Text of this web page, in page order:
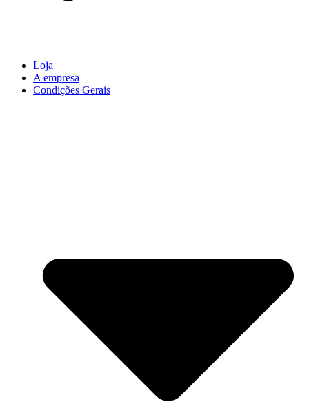
Loja
A empresa
Condições Gerais